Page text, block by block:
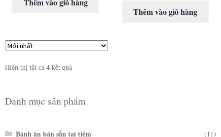
Thêm vào giỏ hàng
Hiển thị tất cả 4 kết quả
Danh mục sản phẩm
Bánh ăn bán sẵn tại tiệm (11)